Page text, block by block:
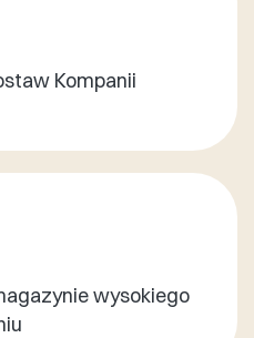
Kompanii
wysokiego